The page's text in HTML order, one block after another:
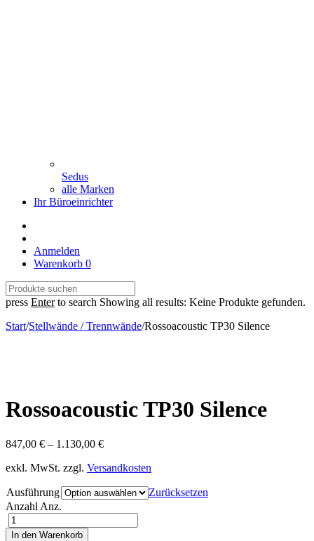
Sedus
alle Marken
Ihr Büroeinrichter
Anmelden
Warenkorb 0
press Enterto search Showing all results: Keine Produkte gefunden.
Start/Stellwände / Trennwände/Rossoacoustic TP30 Silence
Rossoacoustic TP30 Silence
847,00 € – 1.130,00 €
exkl. MwSt. zzgl. Versandkosten
Ausführung
Zurücksetzen
Anzahl Anz.
In den Warenkorb